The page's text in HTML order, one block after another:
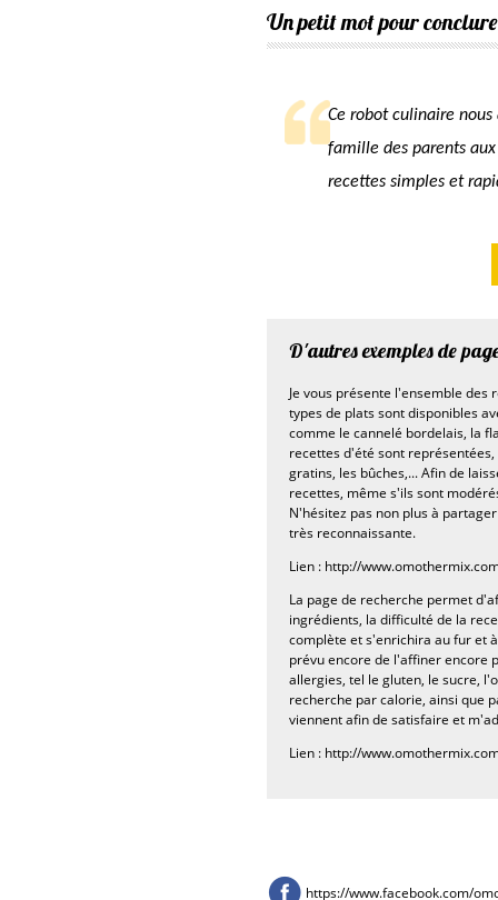
Un petit mot pour
Ce robot culinaire
famille des parents
recettes simples et
D'autres exemples de
Je vous présente l'ensemble des
types de plats sont disponibles
comme le cannelé bordelais, la
recettes d'été sont
gratins, les bûches,... Afin de
recettes, même s'ils sont
N'hésitez pas non plus à
très reconnaissante.
Lien : http://
La page de recherche permet
ingrédients, la difficulté de la
complète et s'enrichira au fur et
prévu encore de l'affiner encore
allergies, tel le gluten, le sucre,
recherche par calorie, ainsi que
viennent afin de satisfaire et
Lien : http://
https://www.facebook.com/